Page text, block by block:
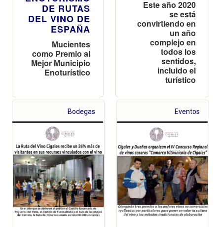
DE RUTAS
DEL VINO DE
ESPAÑA
Mucientes
como Premio al
Mejor Municipio
Enoturístico
Este año 2020
se está
convirtiendo en
un año
complejo en
todos los
sentidos,
incluido el
turístico
Bodegas Eventos